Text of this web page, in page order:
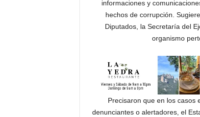
informaciones y
hechos de corrupción.
Diputados, la Secretaría del
organismo
Precisaron que en los casos
denunciantes o alertadores, el